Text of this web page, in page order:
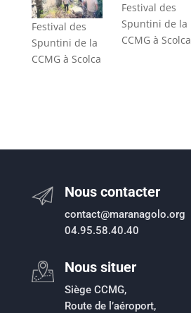
Festival des
Spuntini de la
CCMG à Scolca
Festival des
Spuntini de la
CCMG à Scolca
Nous contacter
contact@maranagolo.org
04.95.58.40.40
Nous situer
Siège CCMG,
Route de l’aéroport,